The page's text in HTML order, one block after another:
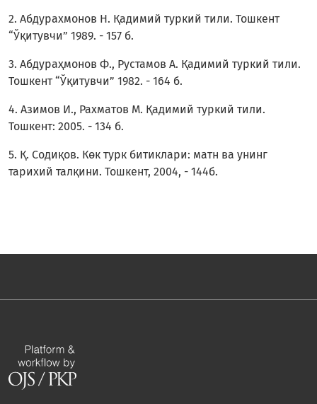
2. Абдурахмонов Н. Қадимий туркий тили. Тошкент
“Ўқитувчи” 1989. - 157 б.
3. Абдураҳмонов Ф., Рустамов А. Қадимий туркий тили.
Тошкент “Ўқитувчи” 1982. - 164 б.
4. Азимов И., Рахматов М. Қадимий туркий тили.
Тошкент: 2005. - 134 б.
5. Қ. Содиқов. Көк турк битиклари: матн ва унинг
тарихий талқини. Тошкент, 2004, - 144б.